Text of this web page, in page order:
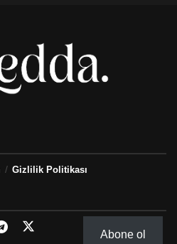
Gizlilik Politikası
Abone ol